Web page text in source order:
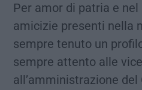
Per amor di patria e
amicizie presenti nella
sempre tenuto un
sempre attento alle
all’amministrazione